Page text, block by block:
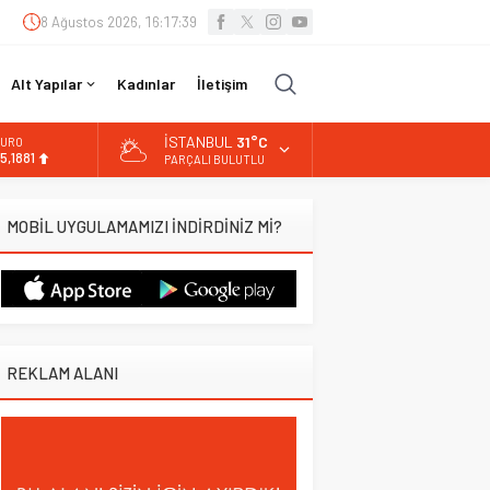
8 Ağustos 2026, 16:17:40
Alt Yapılar Kadınlar İletişim
13.779,39
DOLAR
İSTANBUL 31°C
PARÇALI BULUTLU
MOBİL UYGULAMAMIZI İNDİRDİNİZ Mİ?
REKLAM ALANI